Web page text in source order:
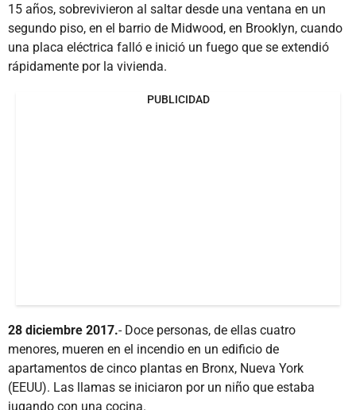
15 años, sobrevivieron al saltar desde una ventana en un
segundo piso, en el barrio de Midwood, en Brooklyn, cuando
una placa eléctrica falló e inició un fuego que se extendió
rápidamente por la vivienda.
PUBLICIDAD
28 diciembre 2017.- Doce personas, de ellas cuatro
menores, mueren en el incendio en un edificio de
apartamentos de cinco plantas en Bronx, Nueva York
(EEUU). Las llamas se iniciaron por un niño que estaba
jugando con una cocina.